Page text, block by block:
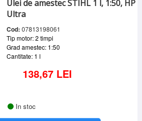
Ulei de amestec STIHL 1 l, 1:50, HP
Ultra
Cod: 07813198061
Tip motor: 2 timpi
Grad amestec: 1:50
Cantitate: 1 l
138,67 LEI
In stoc